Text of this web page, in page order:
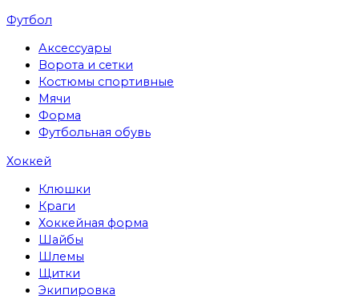
Футбол
Аксессуары
Ворота и сетки
Костюмы спортивные
Мячи
Форма
Футбольная обувь
Хоккей
Клюшки
Краги
Хоккейная форма
Шайбы
Шлемы
Щитки
Экипировка